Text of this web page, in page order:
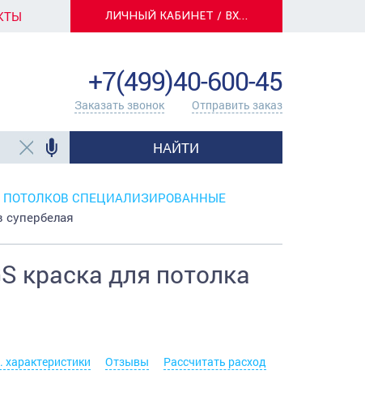
ЛИЧНЫЙ КАБИНЕТ / ВХОД
+7(499)40-600-45
Заказать звонок Отправить заказ
НАЙТИ
ПОТОЛКОВ СПЕЦИАЛИЗИРОВАННЫЕ
краска для потолка
характеристики Отзывы
Рассчитать расход